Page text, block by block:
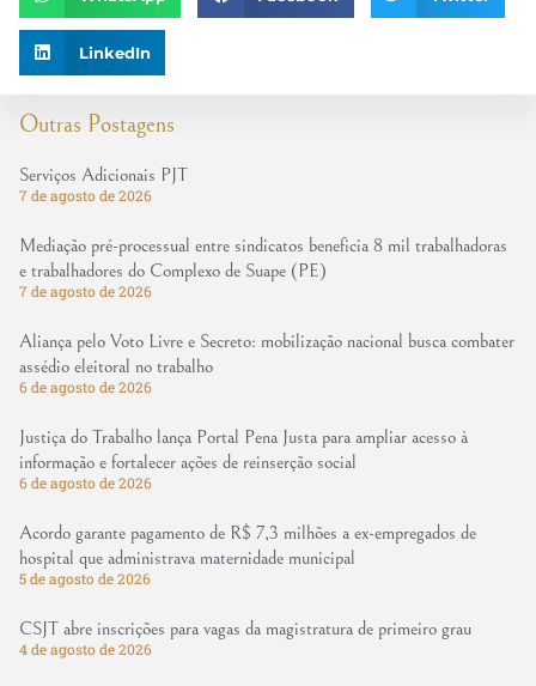
Outras Postagens
Serviços Adicionais PJT
7 de agosto de 2026
Mediação pré-processual entre sindicatos beneficia 8 mil trabalhadoras
e trabalhadores do Complexo de Suape (PE)
7 de agosto de 2026
Aliança pelo Voto Livre e Secreto: mobilização nacional busca combater
assédio eleitoral no trabalho
6 de agosto de 2026
Justiça do Trabalho lança Portal Pena Justa para ampliar acesso à
informação e fortalecer ações de reinserção social
6 de agosto de 2026
Acordo garante pagamento de R$ 7,3 milhões a ex-empregados de
hospital que administrava maternidade municipal
5 de agosto de 2026
CSJT abre inscrições para vagas da magistratura de primeiro grau
4 de agosto de 2026
LinkedIn